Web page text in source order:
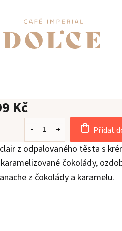
Kč
Přidat
z odpalovaného těsta s
čokolády,
z čokolády a karamelu.